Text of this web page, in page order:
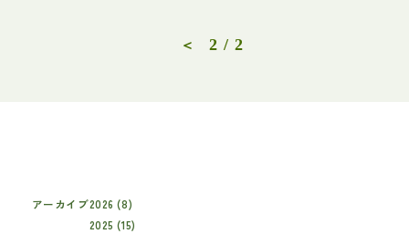
＜ 2 / 2
アーカイブ2026 (8)
2025 (15)